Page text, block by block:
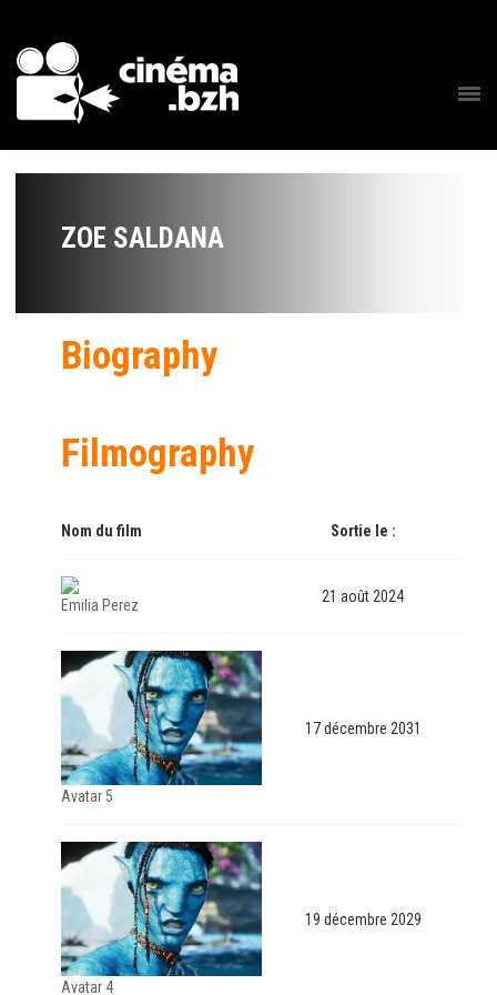
ZOE SALDANA
Biography
Filmography
Nom du film Sortie le :
Emilia Perez 21 août 2024
Avatar 5
17 décembre 2031
Avatar 4
19 décembre 2029